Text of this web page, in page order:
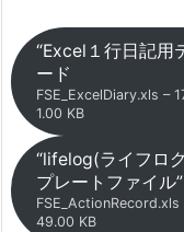
“Excel１行日記用
ード
FSE_ExcelDiary.xls –
1.00 KB
“lifelog(ライフロ
プレートファイル
49.00 KB